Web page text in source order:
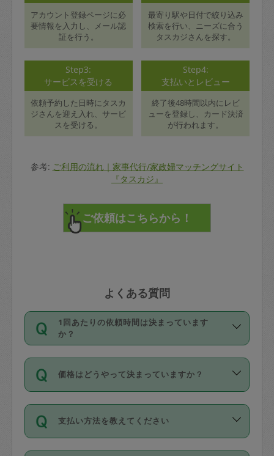
アカウント登録ページに必
要情報を入力し、メール認
証を行う。
最寄り駅や日付で絞り込み
検索を行い、ニーズに合う
タスカジさんを探す。
Step3:
サービスを受ける
依頼予約した日時にタスカ
ジさんを迎え入れ、サービ
スを受ける。
Step4:
支払いとレビュー
終了後48時間以内にレビ
ューを登録し、カード決済
が行われます。
参考: ご利用の流れ｜家事代行/家政婦マッチングサイト
『タスカジ』
よくある質問
1回あたりの依頼時間は決まっています
か？
依頼1回につき3時間固定です。3時間を
超えて依頼したい場合は、延長機能をご
利用ください。機能をご利用いただくに
の上事前申請することが必要です。な
お、3時間を下回っても、値引き等はござ
価格はどうやって決まっていますか？
11種類の価格帯の中からタスカジさん自
身が価格を選んで設定しています。
タスカジさんの価格設定には最初は制限
支払い方法を教えてください